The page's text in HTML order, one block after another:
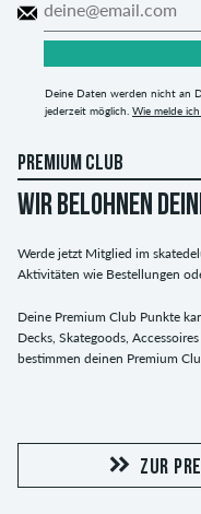
Deine Daten werden nicht an
jederzeit möglich. Wie melde
PREMIUM CLUB
WIR BELOHNEN
Werde jetzt Mitglied im
Aktivitäten wie Bestellungen
Deine Premium Club Punkte
Decks, Skategoods,
bestimmen deinen Premium
ZUR